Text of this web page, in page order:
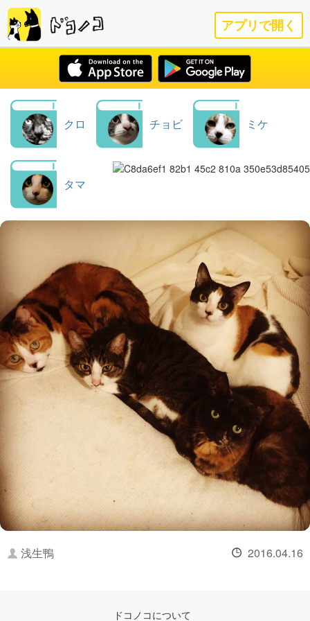
アプリで開く
クロ チョビ ミケ
タマ
浅生鴨 2016.04.16
ドコノコについて